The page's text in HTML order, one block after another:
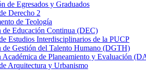
de Egresados y Graduados
Derecho 2
de Teología
de Educación Continua (DEC)
Estudios Interdisciplinarios de la PUCP
de Gestión del Talento Humano (DGTH)
Académica de Planeamiento y Evaluación
Arquitectura y Urbanismo